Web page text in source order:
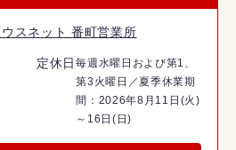
スネット 番町営業所
定休日毎週水曜日および第1、
第3火曜日／夏季休業期
間：2026年8月11日(火)
～16日(日)